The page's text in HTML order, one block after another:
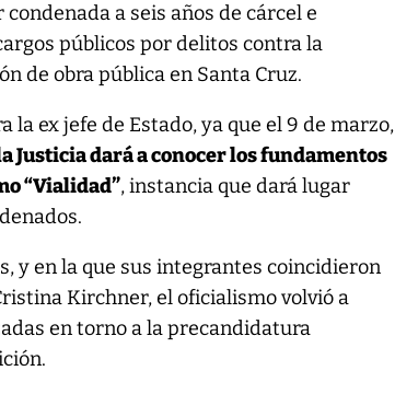
a seis años de cárcel e
públicos por delitos contra la
de obra pública en Santa Cruz.
ex jefe de Estado, ya que el 9 de marzo,
Justicia dará a conocer los fundamentos
“Vialidad”, instancia que dará lugar
y en la que sus integrantes coincidieron
Kirchner, el oficialismo volvió a
en torno a la precandidatura